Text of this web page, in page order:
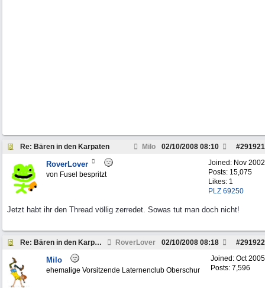
Re: Bären in den Karpaten Milo #291921
02/10/2008 08:10
Joined: Nov 2002
Posts: 15,075
Likes: 1
PLZ 69250
RoverLover
von Fusel bespritzt
Jetzt habt ihr den Thread völlig zerredet. Sowas tut man doch nicht!
Re: Bären in den Karpaten RoverLover #291922
02/10/2008 08:18
Joined: Oct 2005
Posts: 7,596
Milo
ehemalige Vorsitzende Laternenclub Oberschur